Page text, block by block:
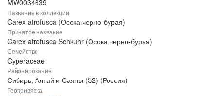
MW0034639
Название в коллекции
Carex atrofusca (Осока черно-бурая)
Принятое название
Carex atrofusca Schkuhr (Осока черно-бурая)
Семейство
Cyperaceae
Районирование
Сибирь, Алтай и Саяны (S2) (Россия)
Геопривязка